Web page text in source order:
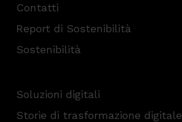
Contatti
Report di Sostenibilità
Sostenibilità
Soluzioni digitali
Storie di trasformazione digitale